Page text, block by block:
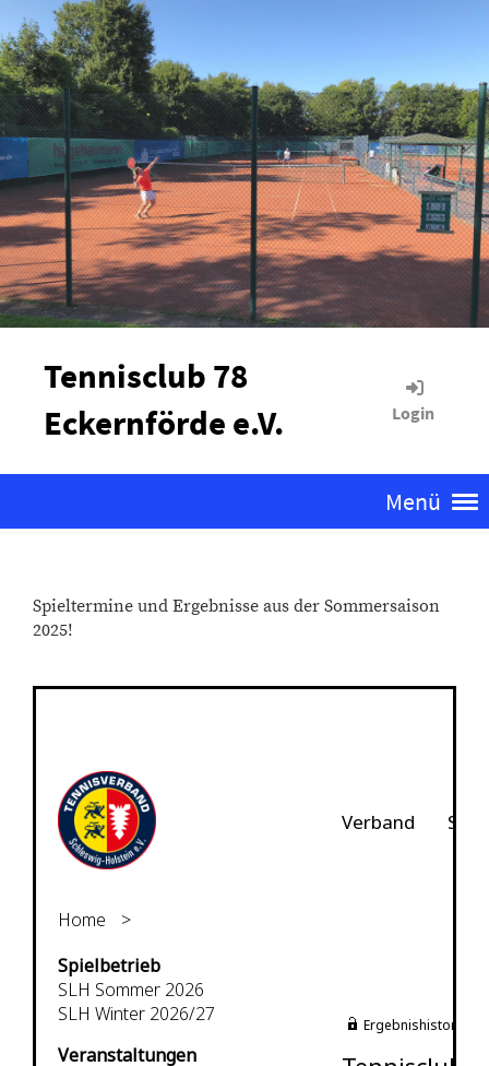
Tennisclub 78
Eckernförde e.V.
Login
Menü
Spieltermine und Ergebnisse aus der Sommersaison
2025!